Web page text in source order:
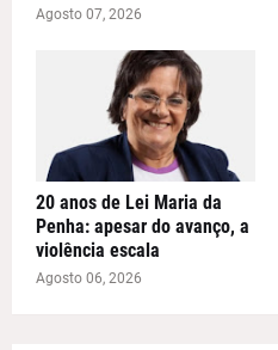
Agosto 07, 2026
20 anos de Lei Maria da
Penha: apesar do avanço, a
violência escala
Agosto 06, 2026